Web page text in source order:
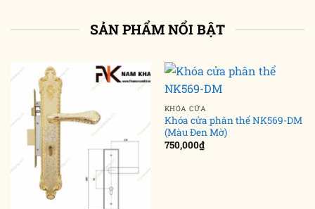
SẢN PHẨM NỔI BẬT
KHÓA CỬA
Khóa cửa phân thể NK569-DM
(Màu Đen Mờ)
750,000₫